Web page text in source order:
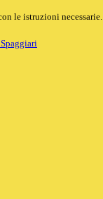
le istruzioni necessarie.